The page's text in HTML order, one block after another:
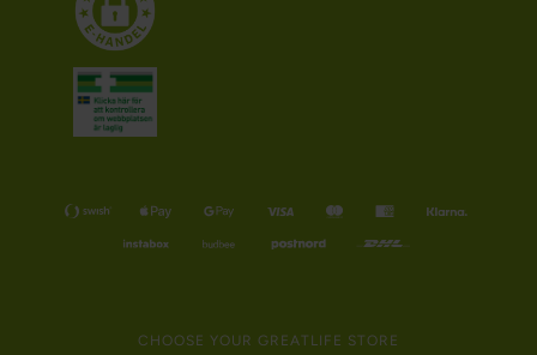
CHOOSE YOUR GREATLIFE STORE